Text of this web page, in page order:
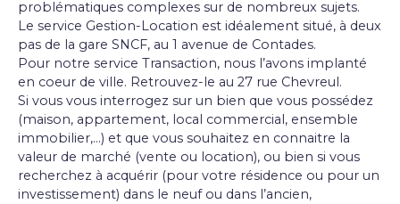
problématiques complexes sur de nombreux sujets.
Le service Gestion-Location est idéalement situé, à deux
pas de la gare SNCF, au 1 avenue de Contades.
Pour notre service Transaction, nous l’avons implanté
en coeur de ville. Retrouvez-le au 27 rue Chevreul.
Si vous vous interrogez sur un bien que vous possédez
(maison, appartement, local commercial, ensemble
immobilier,…) et que vous souhaitez en connaitre la
valeur de marché (vente ou location), ou bien si vous
recherchez à acquérir (pour votre résidence ou pour un
investissement) dans le neuf ou dans l’ancien,